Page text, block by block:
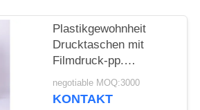
Plastikgewohnheit
Drucktaschen mit
Filmdruck-pp.
gesponnenem Material
BOPP Perlized
negotiable MOQ:3000
KONTAKT